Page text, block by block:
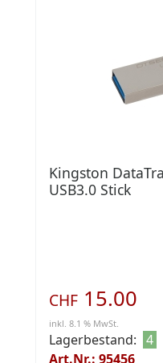
Kingston
USB3.0 Stick
CHF 15.00
inkl. 8.1 % MwSt.
Lagerbestand: 4
Art.Nr.: 95456